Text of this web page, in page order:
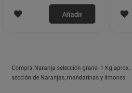
Añadir
Compra Naranja selección granel 1 Kg aprox.
sección de Naranjas, mandarinas y limones